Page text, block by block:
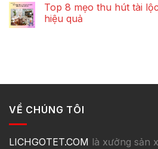
Top 8 mẹo thu hút tài
hiệu quả
VỀ CHÚNG TÔI
LICHGOTET.COM là xưởng sản